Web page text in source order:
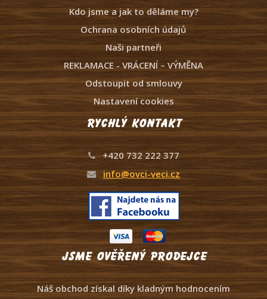
Kdo jsme a jak to děláme my?
Ochrana osobních údajů
Naši partneři
REKLAMACE - VRÁCENÍ – VÝMĚNA
Odstoupit od smlouvy
Nastavení cookies
Rychlý kontakt
+420 732 222 377
info@ovci-veci.cz
Jsme ověřený prodejce
Náš obchod získal díky kladným hodnocením